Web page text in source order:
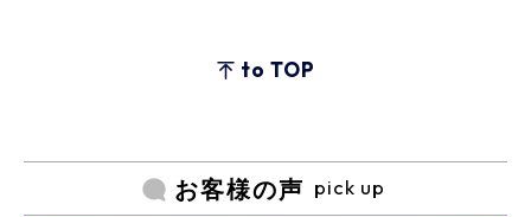
to TOP
お客様の声 pick up